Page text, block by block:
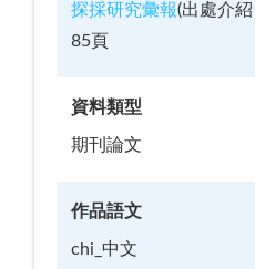
探採研究彙報(出處介紹
85頁
資料類型
期刊論文
作品語文
chi_中文